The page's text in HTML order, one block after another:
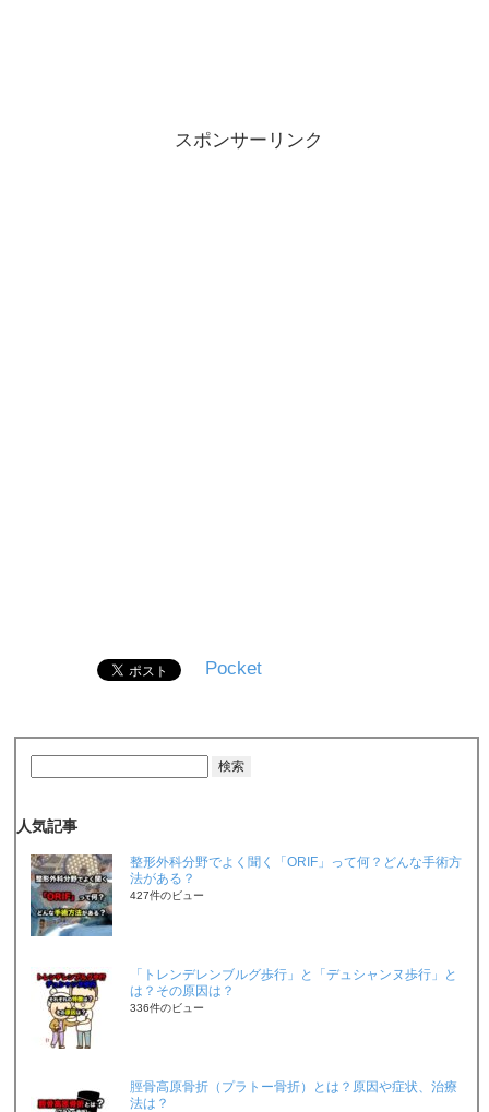
スポンサーリンク
Pocket
人気記事
整形外科分野でよく聞く「ORIF」って何？どんな手術方
法がある？
427件のビュー
「トレンデレンブルグ歩行」と「デュシャンヌ歩行」と
は？その原因は？
336件のビュー
脛骨高原骨折（プラトー骨折）とは？原因や症状、治療
法は？